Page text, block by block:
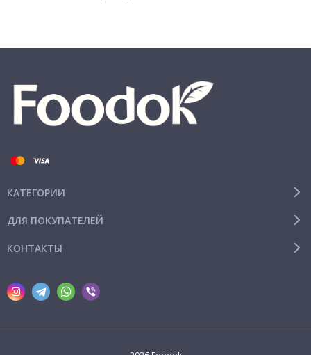
КАТЕГОРИИ
ДЛЯ ПОКУПАТЕЛЕЙ
КОНТАКТЫ